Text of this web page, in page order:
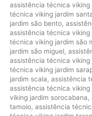
assistência técnica viking
técnica viking jardim
jardim são bento,
assistência técnica
técnica viking jardim são
jardim são miguel,
assistência técnica
técnica viking jardim
jardim scala, assistência
assistência técnica viking
viking jardim sorocabana,
tamoio, assistência